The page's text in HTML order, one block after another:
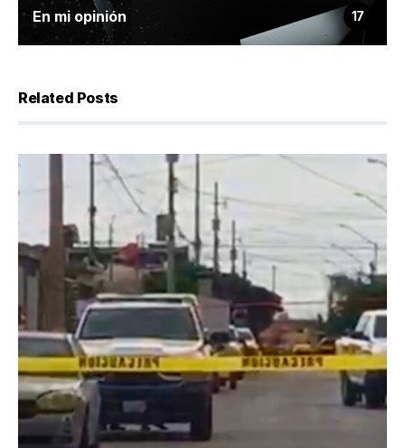
En mi opinión 17
Related Posts